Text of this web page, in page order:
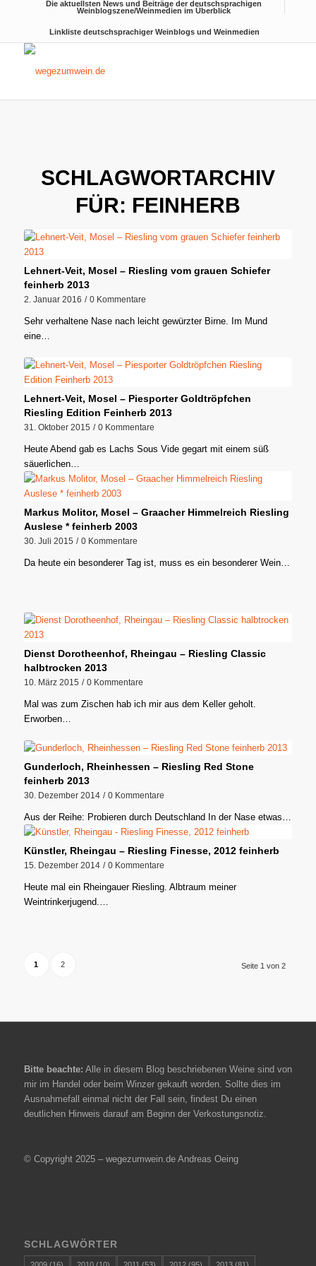
Die aktuellsten News und Beiträge der deutschsprachigen
Weinblogszene/Weinmedien im Überblick
Linkliste deutschsprachiger Weinblogs und Weinmedien
SCHLAGWORTARCHIV
FÜR: FEINHERB
Lehnert-Veit, Mosel – Riesling vom grauen Schiefer
feinherb 2013
2. Januar 2016 / 0 Kommentare
Sehr verhaltene Nase nach leicht gewürzter Birne. Im Mund
eine…
Lehnert-Veit, Mosel – Piesporter Goldtröpfchen
Riesling Edition Feinherb 2013
31. Oktober 2015 / 0 Kommentare
Heute Abend gab es Lachs Sous Vide gegart mit einem süß
säuerlichen…
Markus Molitor, Mosel – Graacher Himmelreich Riesling
Auslese * feinherb 2003
30. Juli 2015 / 0 Kommentare
Da heute ein besonderer Tag ist, muss es ein besonderer Wein…
Dienst Dorotheenhof, Rheingau – Riesling Classic
halbtrocken 2013
10. März 2015 / 0 Kommentare
Mal was zum Zischen hab ich mir aus dem Keller geholt.
Erworben…
Gunderloch, Rheinhessen – Riesling Red Stone
feinherb 2013
30. Dezember 2014 / 0 Kommentare
Aus der Reihe: Probieren durch Deutschland In der Nase etwas…
Künstler, Rheingau – Riesling Finesse, 2012 feinherb
15. Dezember 2014 / 0 Kommentare
Heute mal ein Rheingauer Riesling. Albtraum meiner
Weintrinkerjugend.…
Seite 1 von 2
1 2
Bitte beachte: Alle in diesem Blog beschriebenen Weine sind von
mir im Handel oder beim Winzer gekauft worden. Sollte dies im
Ausnahmefall einmal nicht der Fall sein, findest Du einen
deutlichen Hinweis darauf am Beginn der Verkostungsnotiz.
© Copyright 2025 – wegezumwein.de Andreas Oeing
SCHLAGWÖRTER